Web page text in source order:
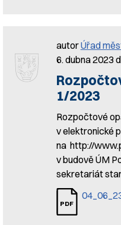
autorÚřad
6. dubna 2023
1/2023
Rozpočtové
v elektronické
na http://
v budově ÚM
sekretariát